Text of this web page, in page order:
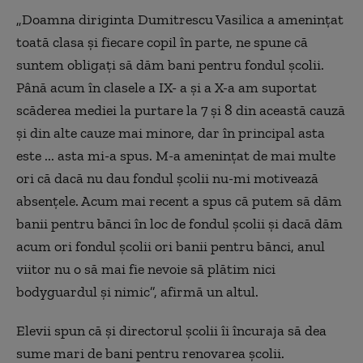
„Doamna diriginta Dumitrescu Vasilica a ameninţat
toată clasa şi fiecare copil în parte, ne spune că
suntem obligaţi să dăm bani pentru fondul şcolii.
Până acum în clasele a IX- a şi a X-a am suportat
scăderea mediei la purtare la 7 şi 8 din această cauză
şi din alte cauze mai minore, dar în principal asta
este ... asta mi-a spus. M-a ameninţat de mai multe
ori că dacă nu dau fondul şcolii nu-mi motivează
absenţele. Acum mai recent a spus că putem să dăm
banii pentru bănci în loc de fondul şcolii şi dacă dăm
acum ori fondul şcolii ori banii pentru bănci, anul
viitor nu o să mai fie nevoie să plătim nici
bodyguardul şi nimic”, afirmă un altul.
Elevii spun că şi directorul şcolii îi încuraja să dea
sume mari de bani pentru renovarea şcolii.